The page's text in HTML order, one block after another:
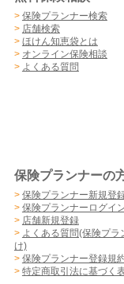
> 保険プランナー検索
> 店舗検索
> ほけん知恵袋とは
> オンライン保険相談
> よくある質問
保険プランナーの
> 保険プランナー新規登
> 保険プランナーログイ
> 店舗新規登録
> よくある質問(保険プラ
け)
> 保険プランナー登録規
> 特定商取引法に基づく